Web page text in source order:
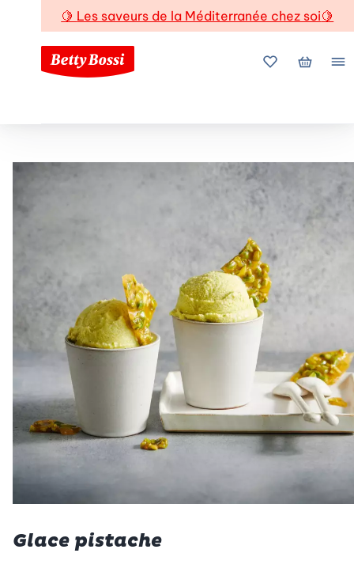
🍋 Les saveurs de la Méditerranée chez soi🍋
Mes favoris
Mon
Glace pistache